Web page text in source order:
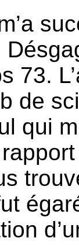
73.
de
qui